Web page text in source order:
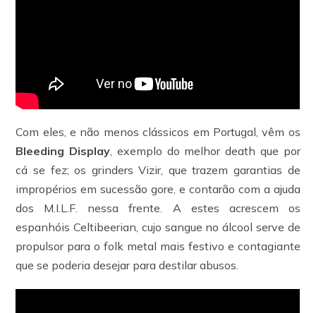
Com eles, e não menos clássicos em Portugal, vêm os
Bleeding Display, exemplo do melhor death que por
cá se fez; os grinders Vizir, que trazem garantias de
impropérios em sucessão gore, e contarão com a ajuda
dos M.I.L.F. nessa frente. A estes acrescem os
espanhóis Celtibeerian, cujo sangue no álcool serve de
propulsor para o folk metal mais festivo e contagiante
que se poderia desejar para destilar abusos.